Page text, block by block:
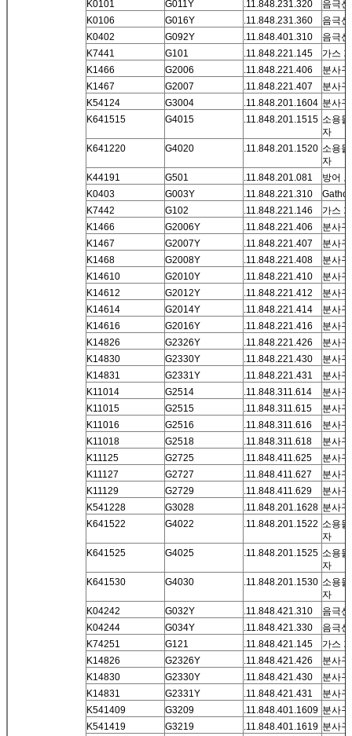
K0101 G011Y .11.848.231.320
음극
K0106
G016Y .11.848.231.360
음극
K0402
G092Y .11.848.401.310
음극
K7441
G101 .11.848.221.145
가스
K1466
G2006 .11.848.221.406
분사
K1467
G2007 .11.848.221.407
분사
K54124
G3004 .11.848.201.1604 분사
K641515
G4015 .11.848.201.1515 소용
자
K641220
G4020 .11.848.201.1520 소용
자
K44191
G501 .11.848.201.081
방어
K0403
G003Y .11.848.221.310
K7442
G102 .11.848.221.146
가스
K1466
G2006Y .11.848.221.406
분사
K1467
G2007Y .11.848.221.407
분사
K1468
G2008Y .11.848.221.408
분사
K14610
G2010Y .11.848.221.410
분사
K14612
G2012Y .11.848.221.412
분사
K14614
G2014Y .11.848.221.414
분사
K14616
G2016Y .11.848.221.416
분사
K14826
G2326Y .11.848.221.426
분사구
K14830
G2330Y .11.848.221.430
분사구
K14831
G2331Y .11.848.221.431
분사구
K11014
G2514 .11.848.311.614
분사구
K11015
G2515 .11.848.311.615
분사구
K11016
G2516 .11.848.311.616
분사구
K11018
G2518 .11.848.311.618
분사구
K11125
G2725 .11.848.411.625
분사구
K11127
G2727 .11.848.411.627
분사구
K11129
G2729 .11.848.411.629
분사구
K541228
G3028 .11.848.201.1628 분사
K641522
G4022 .11.848.201.1522 소용
자
K641525
G4025 .11.848.201.1525 소용
자
K641530
G4030 .11.848.201.1530 소용
자
K04242
G032Y .11.848.421.310
음극
K04244
G034Y .11.848.421.330
음극
K74251
G121 .11.848.421.145
가스
K14826
G2326Y .11.848.421.426
분사
K14830
G2330Y .11.848.421.430
분사
K14831
G2331Y .11.848.421.431
분사
K541409
G3209 .11.848.401.1609 분사
K541419
G3219 .11.848.401.1619 분사